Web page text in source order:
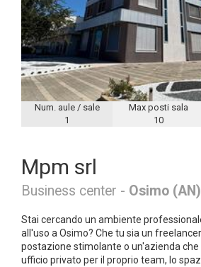
Num. aule / sale
1
Max posti sala
10
Mpm srl
Business center - Osimo (AN)
Stai cercando un ambiente
all'uso a Osimo? Che tu sia un
postazione stimolante o un'azienda che
ufficio privato per il proprio team, lo